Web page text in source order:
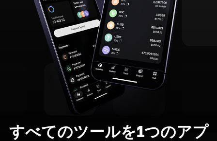
すべてのツールを1つのアプ